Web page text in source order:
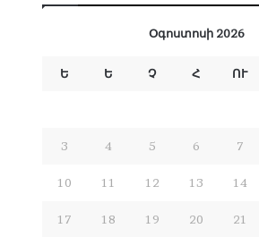
Օգոստոսի 2026
Ե Ե Չ Հ ՈՒ
3 4 5 6 7
10 11 12 13 14
17 18 19 20 21